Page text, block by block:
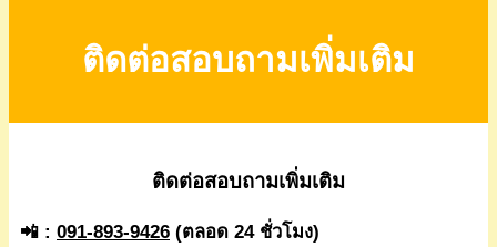
ติดต่อสอบถามเพิ่มเติม
ติดต่อสอบถามเพิ่มเติม
📲 : 091-893-9426 (ตลอด 24 ชั่วโมง)